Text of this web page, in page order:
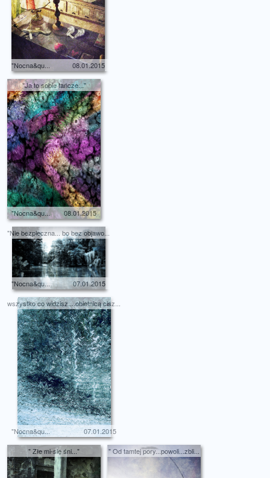
"Nocna&qu... 08.01.2015
"Ja to sobie tańcze..."
"Nocna&qu... 08.01.2015
"Nie bezpieczna... bo bez objawo...
"Nocna&qu... 07.01.2015
wszystko co widzisz....obietnicą cisz...
"Nocna&qu... 07.01.2015
" Złe mi-się śni..." " Od tamtej pory...powoli...zbli...